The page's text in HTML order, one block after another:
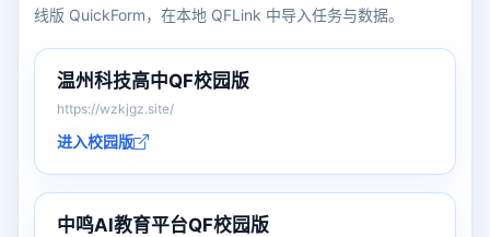
线版 QuickForm，在本地 QFLink 中导入任务与数据。
温州科技高中QF校园版
https://wzkjgz.site/
进入校园版
中鸣AI教育平台QF校园版